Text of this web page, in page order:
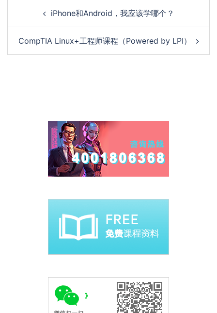
navigationiPhone和Android，我应该学哪个？
CompTIA Linux+工程师课程（Powered by LPI）